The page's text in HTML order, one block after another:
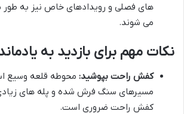
های فصلی و رویدادهای خاص نیز به طور
می شوند.
نکات مهم برای بازدید به
کفش راحت بپوشید: محوطه قلعه وسیع
مسیرهای سنگ فرش شده و پله های
کفش راحت ضروری است.